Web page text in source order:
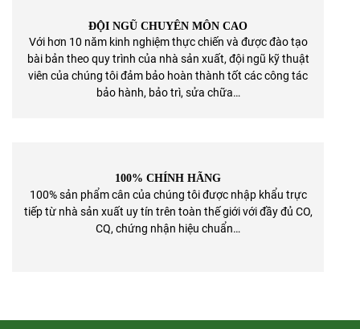
ĐỘI NGŨ CHUYÊN MÔN CAO
Với hơn 10 năm kinh nghiệm thực chiến và được đào tạo
bài bản theo quy trình của nhà sản xuất, đội ngũ kỹ thuật
viên của chúng tôi đảm bảo hoàn thành tốt các công tác
bảo hành, bảo trì, sửa chữa…
100% CHÍNH HÃNG
100% sản phẩm cân của chúng tôi được nhập khẩu trực
tiếp từ nhà sản xuất uy tín trên toàn thế giới với đầy đủ CO,
CQ, chứng nhận hiệu chuẩn…